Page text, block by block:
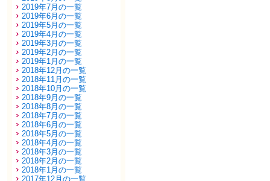
2019年7月の一覧
2019年6月の一覧
2019年5月の一覧
2019年4月の一覧
2019年3月の一覧
2019年2月の一覧
2019年1月の一覧
2018年12月の一覧
2018年11月の一覧
2018年10月の一覧
2018年9月の一覧
2018年8月の一覧
2018年7月の一覧
2018年6月の一覧
2018年5月の一覧
2018年4月の一覧
2018年3月の一覧
2018年2月の一覧
2018年1月の一覧
2017年12月の一覧